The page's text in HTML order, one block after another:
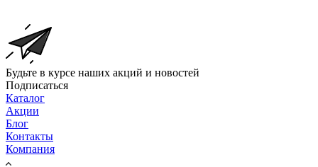
Будьте в курсе наших акций и новостей
Подписаться
Каталог
Акции
Блог
Контакты
Компания